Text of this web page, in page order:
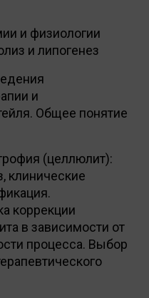
и физиологии
и липогенез
и
Общее понятие
(целлюлит):
клинические
коррекции
в зависимости от
процесса. Выбор